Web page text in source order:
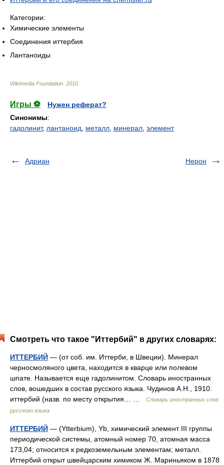
Категории:
Химические элементы
Соединения иттербия
Лантаноиды
Wikimedia Foundation. 2010.
Игры ⚽
Нужен реферат?
Синонимы:
гадолинит, лантаноид, металл, минерал, элемент
Адриан Нерон
Смотреть что такое "Иттербий" в других словарях:
ИТТЕРБИЙ — (от соб. им. Иттерби, в Швеции). Минерал
черносмоляного цвета, находится в кварце или полевом
шпате. Называется еще гадолинитом. Словарь иностранных
слов, вошедших в состав русского языка. Чудинов А.Н., 1910.
иттербий (назв. по месту открытия… …
Словарь иностранных слов
русского языка
ИТТЕРБИЙ — (Ytterbium), Yb, химический элемент III группы
периодической системы, атомный номер 70, атомная масса
173,04; относится к редкоземельным элементам; металл.
Иттербий открыт швейцарским химиком Ж. Мариньяком в 1878